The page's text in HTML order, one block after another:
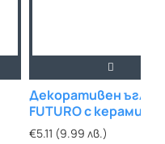
Декоративен ъглов
FUTURO с керамичен
механизъм 1/2"х1/2"
€5.11 (9.99 лв.)